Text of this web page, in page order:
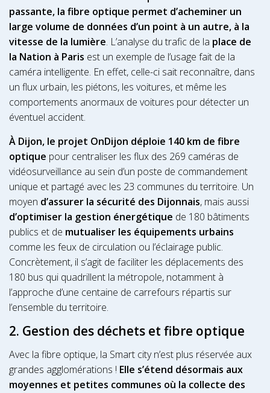
passante, la fibre optique permet d’acheminer un
large volume de données d’un point à un autre, à la
vitesse de la lumière. L’analyse du trafic de la place de
la Nation à Paris est un exemple de l’usage fait de la
caméra intelligente. En effet, celle-ci sait reconnaître, dans
un flux urbain, les piétons, les voitures, et même les
comportements anormaux de voitures pour détecter un
éventuel accident.
À Dijon, le projet OnDijon déploie 140 km de fibre
optique pour centraliser les flux des 269 caméras de
vidéosurveillance au sein d’un poste de commandement
unique et partagé avec les 23 communes du territoire. Un
moyen d’assurer la sécurité des Dijonnais, mais aussi
d’optimiser la gestion énergétique de 180 bâtiments
publics et de mutualiser les équipements urbains
comme les feux de circulation ou l’éclairage public.
Concrètement, il s’agit de faciliter les déplacements des
180 bus qui quadrillent la métropole, notamment à
l’approche d’une centaine de carrefours répartis sur
l’ensemble du territoire.
2. Gestion des déchets et fibre optique
Avec la fibre optique, la Smart city n’est plus réservée aux
grandes agglomérations ! Elle s’étend désormais aux
moyennes et petites communes où la collecte des